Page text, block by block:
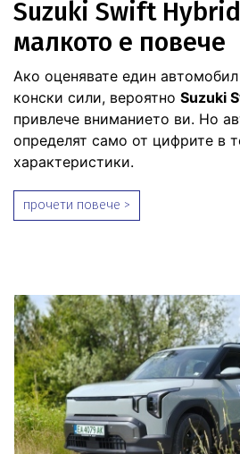
Suzuki Swift
малкото е повече
Ако оценявате един
конски сили, вероятно Suzuki
привлече вниманието ви. Но
определят само от цифрите в
характеристики.
прочети повече >